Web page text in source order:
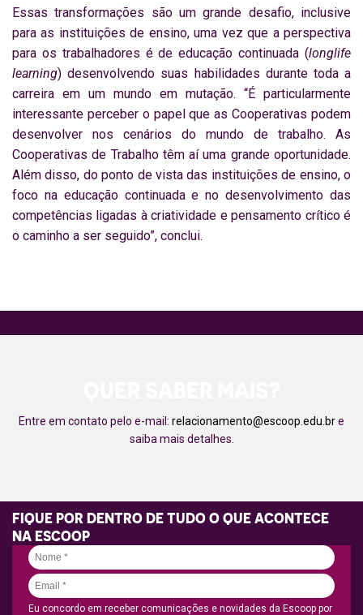
Essas transformações são um grande desafio, inclusive
para as instituições de ensino, uma vez que a perspectiva
para os trabalhadores é de educação continuada (longlife
learning) desenvolvendo suas habilidades durante toda a
carreira em um mundo em mutação. “É particularmente
interessante perceber o papel que as Cooperativas podem
desenvolver nos cenários do mundo de trabalho. As
Cooperativas de Trabalho têm aí uma grande oportunidade.
Além disso, do ponto de vista das instituições de ensino, o
foco na educação continuada e no desenvolvimento das
competências ligadas à criatividade e pensamento crítico é
o caminho a ser seguido”, conclui.
Entre em contato pelo e-mail: relacionamento@escoop.edu.bre
saiba mais detalhes.
FIQUE POR DENTRO DE TUDO O QUE ACONTECE
NA ESCOOP
Eu concordo em receber comunicações e novidades da Escoop por